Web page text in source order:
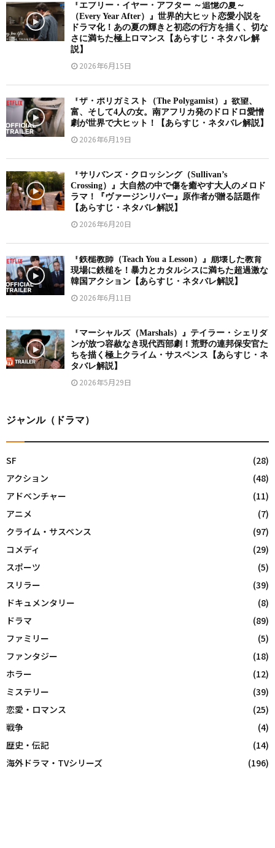
『エブリー・イヤー・アフター ～追憶の夏～
（Every Year After）』世界的大ヒット恋愛小説を
ドラマ化！あの夏の輝きと初恋の行方を描く、切な
さに満ちた極上ロマンス【あらすじ・ネタバレ解
説】
2026年6月15日
『ザ・ポリガミスト（The Polygamist）』欲望、
富、そして4人の女。南アフリカ発のドロドロ愛憎
劇が世界で大ヒット！【あらすじ・ネタバレ解説】
2026年6月19日
『サリバンズ・クロッシング（Sullivan’s
Crossing）』大自然の中で傷を癒やす大人のメロド
ラマ！『ヴァージンリバー』原作者が贈る話題作
【あらすじ・ネタバレ解説】
2026年6月20日
『鉄槌教師（Teach You a Lesson）』崩壊した教育
現場に鉄槌を！暴力とカタルシスに満ちた超過激な
韓国アクション【あらすじ・ネタバレ解説】
2026年6月11日
『マーシャルズ（Marshals）』テイラー・シェリダ
ンが放つ容赦なき現代西部劇！荒野の連邦保安官た
ちを描く極上クライム・サスペンス【あらすじ・ネ
タバレ解説】
2026年5月29日
ジャンル（ドラマ）
SF
(28)
アクション
(48)
アドベンチャー
(11)
アニメ
(7)
クライム・サスペンス
(97)
コメディ
(29)
スポーツ
(5)
スリラー
(39)
ドキュメンタリー
(8)
ドラマ
(89)
ファミリー
(5)
ファンタジー
(18)
ホラー
(12)
ミステリー
(39)
恋愛・ロマンス
(25)
戦争
(4)
歴史・伝記
(14)
海外ドラマ・TVシリーズ
(196)